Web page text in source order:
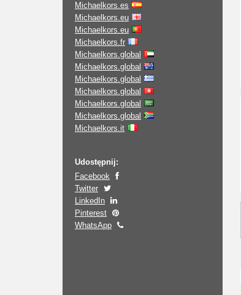
Michaelkors.es
Michaelkors.eu
Michaelkors.eu
Michaelkors.fr
Michaelkors.global
Michaelkors.global
Michaelkors.global
Michaelkors.global
Michaelkors.global
Michaelkors.global
Michaelkors.it
Udostępnij:
Facebook
Twitter
LinkedIn
Pinterest
WhatsApp